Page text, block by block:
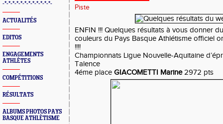
-*-*-*-*-*-*-*-*-*-*-*-*-
ACTUALITÉS
EDITOS
ENGAGEMENTS
ATHLÈTES
COMPÉTITIONS
RÉSULTATS
ALBUMS PHOTOS PAYS
BASQUE ATHLÈTISME
Piste
ENFIN !!! Quelques résultats à vous donner
couleurs du Pays Basque Athlétisme officiel
!!!!
Championnats Ligue Nouvelle-Aquitaine
Talence
4éme place GIACOMETTI Marine2972 pts